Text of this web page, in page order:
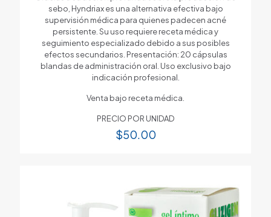
sebo, Hyndriax es una alternativa efectiva bajo
supervisión médica para quienes padecen acné
persistente. Su uso requiere receta médica y
seguimiento especializado debido a sus posibles
efectos secundarios. Presentación: 20 cápsulas
blandas de administración oral. Uso exclusivo bajo
indicación profesional.
Venta bajo receta médica.
PRECIO POR UNIDAD
$50.00